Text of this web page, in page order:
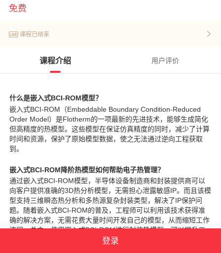
免费
课程已结束
课程介绍 用户评价
什么是嵌入式BCI-ROM模型？
嵌入式BCI-ROM （Embeddable Boundary Condition-Reduced
Order Model）是Flotherm的一项最新的先进技术，能够生成简化
但高精度的热模型。这些模型在保证仿真精度的同时，减少了计算
时间和资源，保护了原始模型数据，使之无法通过逆向工程获取
到。
嵌入式BCI-ROM降阶热模型如何帮助电子热管理？
通过嵌入式BCI-ROM模型，半导体设备制造商和封装提供商可以
向客户提供准确的3D热分析模型，无需担心泄露敏感IP。而且该模
型支持三维瞬态热分析和多热源复杂封装类型，解决了IP保护问
题。随着嵌入式BCI-ROM的普及，工程师可以利用该技术获得准
确的解决方案，无需花费大量时间开发自己的模型，从而缩短工作
流程。总之，使用嵌入式BCI-ROM进行封装热模型，可以提升三
维系统级热建模的准确性，使电子产品更可靠，缩短设计周期。
登录